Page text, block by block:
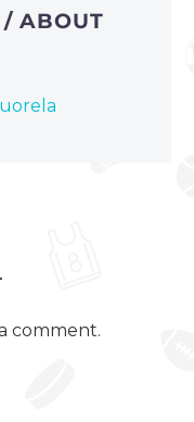
/ ABOUT
comment.